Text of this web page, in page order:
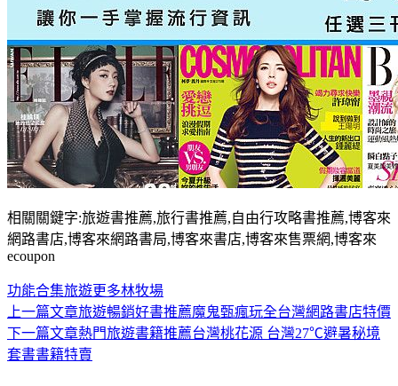
相關關鍵字:旅遊書推薦,旅行書推薦,自由行攻略書推薦,博客來
網路書店,博客來網路書局,博客來書店,博客來售票網,博客來
ecoupon
功能合集旅遊更多林牧場
文
章
上一篇文章旅遊暢銷好書推薦魔鬼甄瘋玩全台灣網路書店特價
下一篇文章熱門旅遊書籍推薦台灣桃花源 台灣27℃避暑秘境
套書書籍特賣